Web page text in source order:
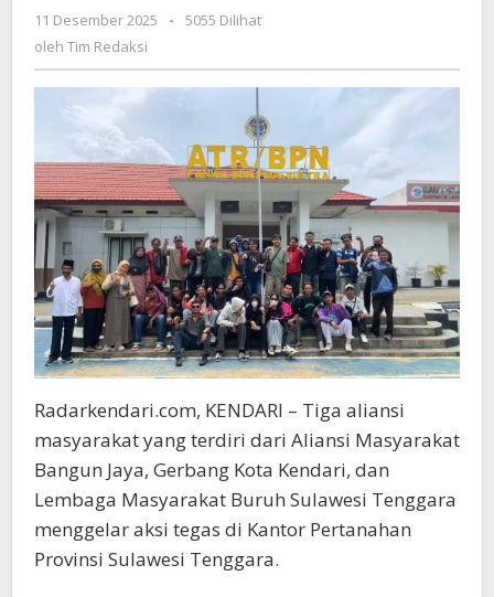
di
Hutan
APL:
Desak
BPN
Sultra
Bertindak
11 Desember 2025
oleh
-
5055 Dilihat
oleh Tim Redaksi
Radarkendari.com, KENDARI – Tiga aliansi
masyarakat yang terdiri dari Aliansi Masyarakat
Bangun Jaya, Gerbang Kota Kendari, dan
Lembaga Masyarakat Buruh Sulawesi Tenggara
menggelar aksi tegas di Kantor Pertanahan
Provinsi Sulawesi Tenggara.